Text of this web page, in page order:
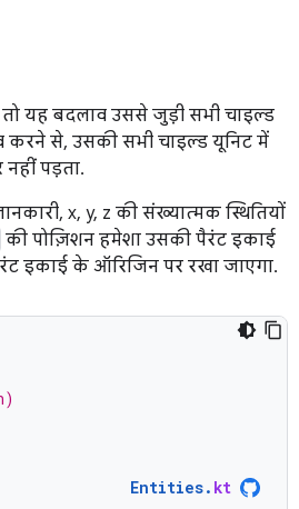
तो यह बदलाव उससे जुड़ी सभी चाइल्ड
करने से, उसकी सभी चाइल्ड यूनिट में
पड़ता.
x, y, z की संख्यात्मक स्थितियों
की पोज़िशन हमेशा उसकी पैरंट इकाई
इकाई के ऑरिजिन पर रखा जाएगा.
Entities. kt